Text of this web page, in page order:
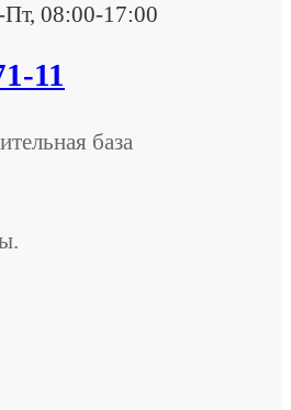
08:00-17:00
11
база